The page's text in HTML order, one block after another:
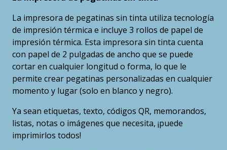
La impresora de pegatinas sin tinta utiliza tecnología
de impresión térmica e incluye 3 rollos de papel de
impresión térmica. Esta impresora sin tinta cuenta
con papel de 2 pulgadas de ancho que se puede
cortar en cualquier longitud o forma, lo que le
permite crear pegatinas personalizadas en cualquier
momento y lugar (solo en blanco y negro).
Ya sean etiquetas, texto, códigos QR, memorandos,
listas, notas o imágenes que necesita, ¡puede
imprimirlos todos!